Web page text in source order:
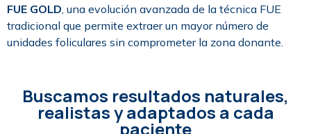
FUE GOLD , una evolución avanzada de la técnica FUE
tradicional que permite extraer un mayor número de
unidades foliculares sin comprometer la zona donante.
Buscamos resultados naturales,
realistas y adaptados a cada
paciente